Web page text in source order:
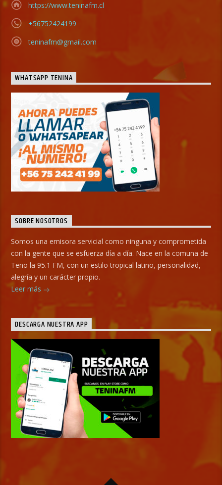
https://www.teninafm.cl
+56752424199
teninafm@gmail.com
WHATSAPP TENINA
SOBRE NOSOTROS
Somos una emisora servicial como ninguna y comprometida
con la gente que se esfuerza día a día. Nace en la comuna de
Teno la 95.1 FM, con un estilo tropical latino, personalidad,
alegría y un carácter propio.
Leer más
DESCARGA NUESTRA APP